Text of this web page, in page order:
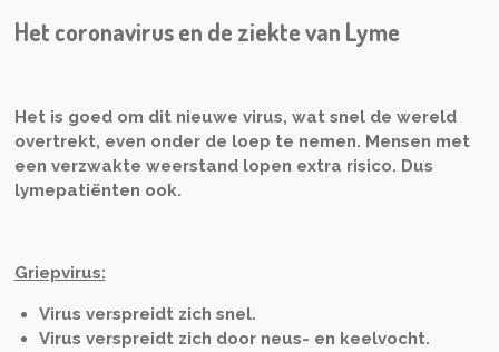
Het coronavirus en de ziekte van Lyme
Het is goed om dit nieuwe virus, wat snel de wereld
overtrekt, even onder de loep te nemen. Mensen met
een verzwakte weerstand lopen extra risico. Dus
lymepatiënten ook.
Griepvirus:
Virus verspreidt zich snel.
Virus verspreidt zich door neus- en keelvocht.